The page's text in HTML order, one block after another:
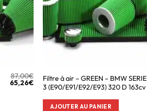
87,00€
65,26€
Filtre à air – GREEN – BMW SERIE
3 (E90/E91/E92/E93) 320 D 163cv
AJOUTER AU PANIER